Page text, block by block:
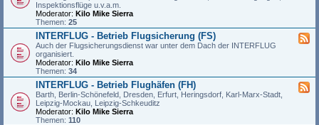
Inspektionsflüge u.v.a.m.
Moderator: Kilo Mike Sierra
Themen: 25
INTERFLUG - Betrieb Flugsicherung (FS)
Auch der Flugsicherungsdienst war unter dem Dach der INTERFLUG
organisiert.
Moderator: Kilo Mike Sierra
Themen: 34
INTERFLUG - Betrieb Flughäfen (FH)
Barth, Berlin-Schönefeld, Dresden, Erfurt, Heringsdorf, Karl-Marx-Stadt,
Leipzig-Mockau, Leipzig-Schkeuditz
Moderator: Kilo Mike Sierra
Themen: 110